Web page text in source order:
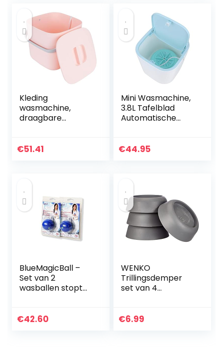
Kleding
wasmachine,
draagbare
thuis
€51.41
Mini Wasmachine,
3.8L Tafelblad
Automatische
Draagbare
€44.95
BlueMagicBall –
Set van 2
wasballen stopt
wasmachine en de
€42.60
WENKO
Trillingsdemper
set van 4
wasmachine grijs
€6.99